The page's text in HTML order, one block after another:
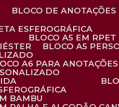
BLOCO DE
ESFEROGRÁFICA
BLOCO A5 EM RPET
BLOCO A5
A6 PARA ANOTAÇÕES
BAMBU